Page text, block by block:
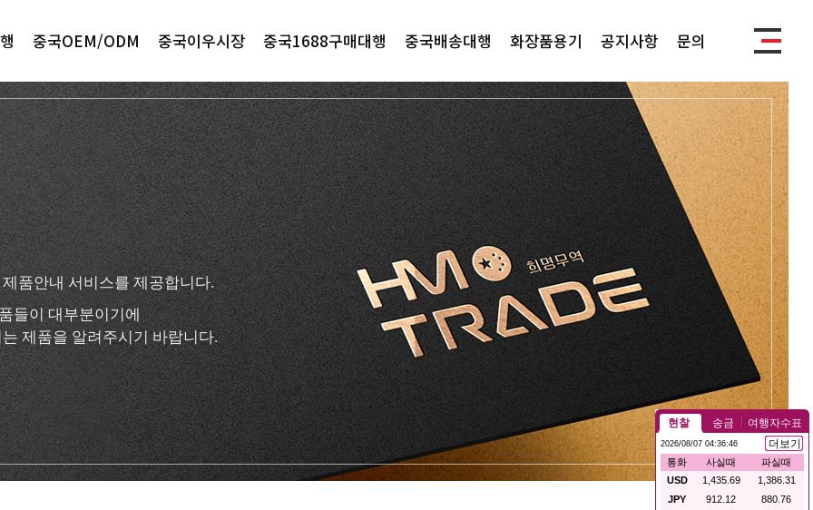
중국OEM/ODM 중국이우시장 중국1688구매대행 중국배송대행 화장품용기 공지사항 문의
품안내 서비스를 제공합니다.
들이 대부분이기에
제품을 알려주시기 바랍니다.